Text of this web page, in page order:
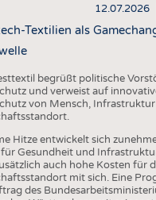
12.07.2026
Textilien als
begrüßt politische
und verweist auf
von Mensch,
Hitze entwickelt sich
für Gesundheit und
auch hohe Kosten für
mit sich. Eine
des